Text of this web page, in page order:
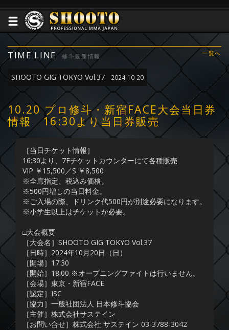
TIME LINE 修斗最新情報 一覧へ
SHOOTO GIG TOKYO Vol.37 2024-10-20
10.20 プロ修斗・新宿FACE大会当日券
情報 16:30より当日券販売
［当日チケット情報］
16:30より、7Fチケットカウンターにて各種販売
VIP ￥15,500／S ￥8,500
※全席指定、税込み価格。
※500円増しの当日料金。
※ご入場の際、ドリンク代500円が別途必要になります。
※小学生以上はチケットが必要。
□大会概要
［大会名］SHOOTO GIG TOKYO Vol.37
［日時］2024年10月20日（日）
［開場］17:30
［開始］18:00 ※オープニングファイトは行いません。
［会場］東京・新宿FACE
［認定］ISC
［協力］一般社団法人 日本修斗協会
［主催］株式会社サステイン
［お問い合せ］株式会社 サステイン 03-3788-3042